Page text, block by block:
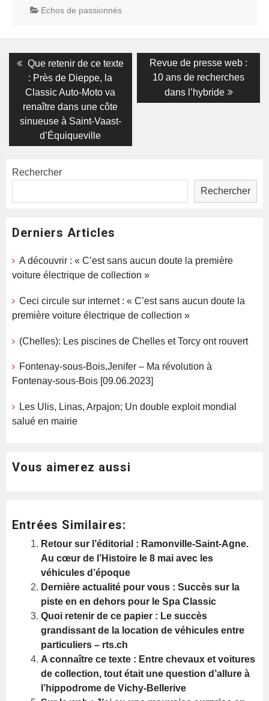
Echos de passionnés
Navigation
l’article
Previous
post:
Que retenir de ce texte
: Près de Dieppe, la
Classic Auto-Moto va
renaître dans une côte
sinueuse à Saint-Vaast-
d’Équiqueville
Next
post:
Revue de presse web :
10 ans de recherches
dans l’hybride
Rechercher
Rechercher
Derniers Articles
A découvrir : « C’est sans aucun doute la première
voiture électrique de collection »
Ceci circule sur internet : « C’est sans aucun doute la
première voiture électrique de collection »
(Chelles): Les piscines de Chelles et Torcy ont rouvert
Fontenay-sous-Bois,Jenifer – Ma révolution à
Fontenay-sous-Bois [09.06.2023]
Les Ulis, Linas, Arpajon; Un double exploit mondial
salué en mairie
Vous aimerez aussi
Entrées Similaires:
Retour sur l’éditorial : Ramonville-Saint-Agne.
Au cœur de l’Histoire le 8 mai avec les
véhicules d’époque
Dernière actualité pour vous : Succès sur la
piste en en dehors pour le Spa Classic
Quoi retenir de ce papier : Le succès
grandissant de la location de véhicules entre
particuliers – rts.ch
A connaître ce texte : Entre chevaux et voitures
de collection, tout était une question d’allure à
l’hippodrome de Vichy-Bellerive